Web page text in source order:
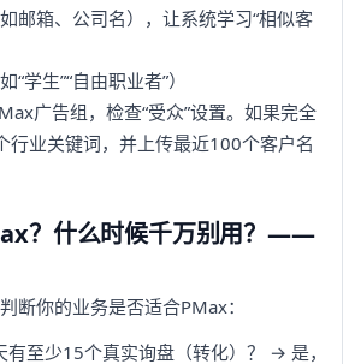
邮箱、公司名），让系统学习“相似客
学生”“自由职业者”）
广告组，检查“受众”设置。如果完全
行业关键词，并上传最近100个客户名
？什么时候千万别用？——
断你的业务是否适合PMax：
有至少15个真实询盘（转化）？ → 是，